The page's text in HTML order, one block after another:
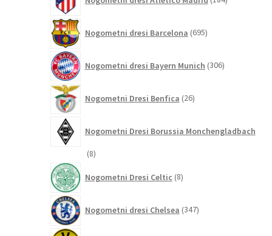
izdelkov
Nogometni dresi Barcelona 695izdelkov
Nogometni dresi Bayern Munich 306izdelkov
Nogometni Dresi Benfica 26izdelkov
Nogometni Dresi Borussia Monchengladbach
88
Nogometni Dresi Celtic 8izdelkov
Nogometni dresi Chelsea 347izdelkov